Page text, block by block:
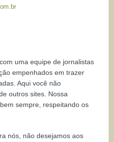
uma equipe de jornalistas
empenhados em trazer
Aqui você não
outros sites. Nossa
sempre, respeitando os
nós, não desejamos aos